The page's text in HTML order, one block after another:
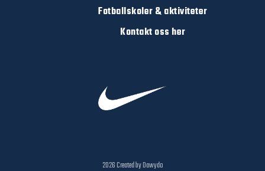
Fotballskoler & aktiviteter
Kontakt oss her
2026 Created by Dawydo